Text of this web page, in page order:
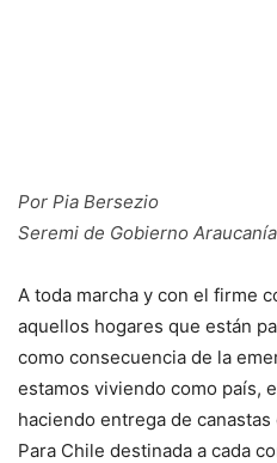
Por Pia Bersezio
Seremi de Gobierno Araucanía
A toda marcha y con el firme
aquellos hogares que están
como consecuencia de la
estamos viviendo como país,
haciendo entrega de
Para Chile destinada a cada